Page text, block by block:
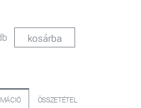
ÖSSZETÉTEL